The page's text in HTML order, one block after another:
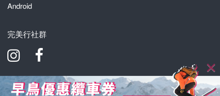
Android
完美行社群
WAmazing株式會社 東京都知事登錄旅行業第2-7274號